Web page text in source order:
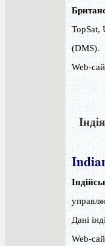
TopSat,
(DMS).
Web-
Індія
Дані
Web-